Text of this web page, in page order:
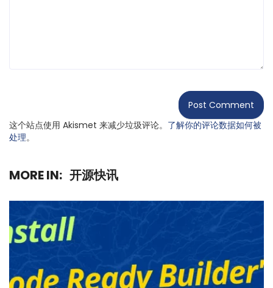
这个站点使用 Akismet 来减少垃圾评论。 了解你的评论数据如何被
处理。
MORE IN: 开源快讯